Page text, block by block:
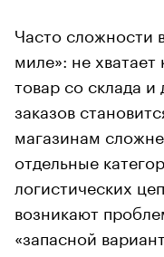
Часто сложности
миле»: не
товар со склада и
заказов
магазинам
отдельные
логистических
возникают
«запасной